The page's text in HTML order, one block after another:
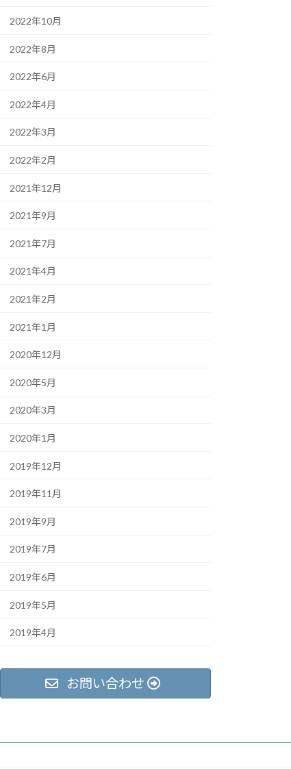
2022年10月
2022年8月
2022年6月
2022年4月
2022年3月
2022年2月
2021年12月
2021年9月
2021年7月
2021年4月
2021年2月
2021年1月
2020年12月
2020年5月
2020年3月
2020年1月
2019年12月
2019年11月
2019年9月
2019年7月
2019年6月
2019年5月
2019年4月
お問い合わせ